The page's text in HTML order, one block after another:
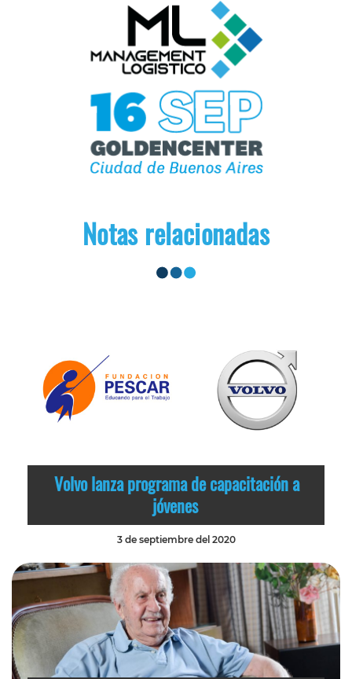
Notas relacionadas
Volvo lanza programa de capacitación a
jóvenes
3 de septiembre del 2020